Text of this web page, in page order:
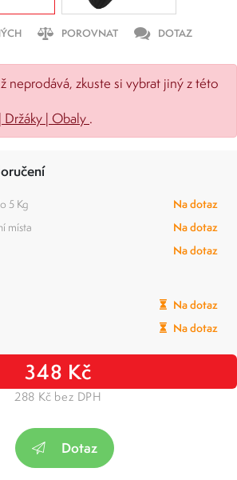
POROVNAT DOTAZ
neprodává, zkuste si vybrat jiný z této
Držáky | Obaly .
5 Kg
Na dotaz
místa
Na dotaz
Na dotaz
Na dotaz
Na dotaz
348 Kč
288 Kč bez DPH
Dotaz